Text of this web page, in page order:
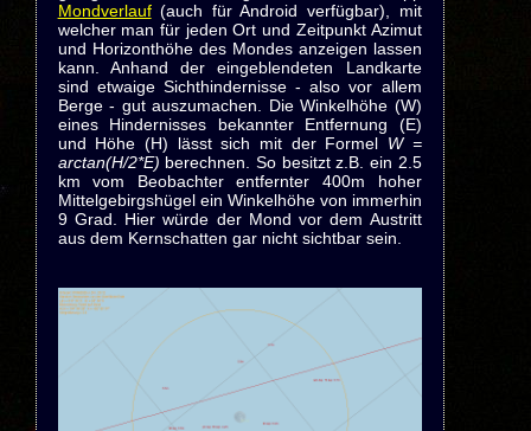
Mondverlauf(auch für Android verfügbar), mit
welcher man für jeden Ort und Zeitpunkt Azimut
und Horizonthöhe des Mondes anzeigen lassen
kann. Anhand der eingeblendeten Landkarte
sind etwaige Sichthindernisse - also vor allem
Berge - gut auszumachen. Die Winkelhöhe (W)
eines Hindernisses bekannter Entfernung (E)
und Höhe (H) lässt sich mit der Formel W =
arctan(H/2*E) berechnen. So besitzt z.B. ein 2.5
km vom Beobachter entfernter 400m hoher
Mittelgebirgshügel ein Winkelhöhe von immerhin
9 Grad. Hier würde der Mond vor dem Austritt
aus dem Kernschatten gar nicht sichtbar sein.